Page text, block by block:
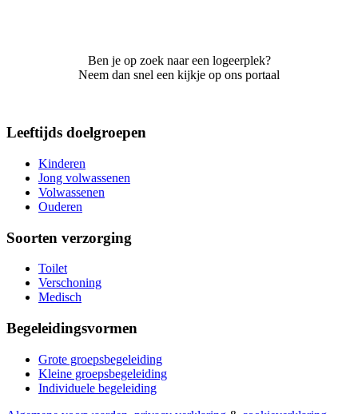
Ben je op zoek naar een logeerplek?
Neem dan snel een kijkje op ons portaal
Leeftijds doelgroepen
Kinderen
Jong volwassenen
Volwassenen
Ouderen
Soorten verzorging
Toilet
Verschoning
Medisch
Begeleidingsvormen
Grote groepsbegeleiding
Kleine groepsbegeleiding
Individuele begeleiding